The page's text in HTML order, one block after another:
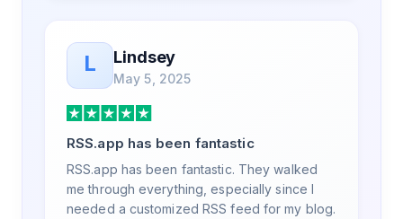
L Lindsey
May 5, 2025
RSS.app has been fantastic
RSS.app has been fantastic. They walked
me through everything, especially since I
needed a customized RSS feed for my blog.